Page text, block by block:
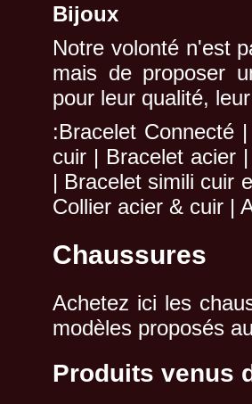
Bijoux
Notre volonté n'est
mais de proposer
pour leur qualité,
:Bracelet Connecté
cuir | Bracelet acier
| Bracelet simili cuir
Collier acier & cuir |
Chaussures
Achetez ici les
modèles proposés
Produits venus